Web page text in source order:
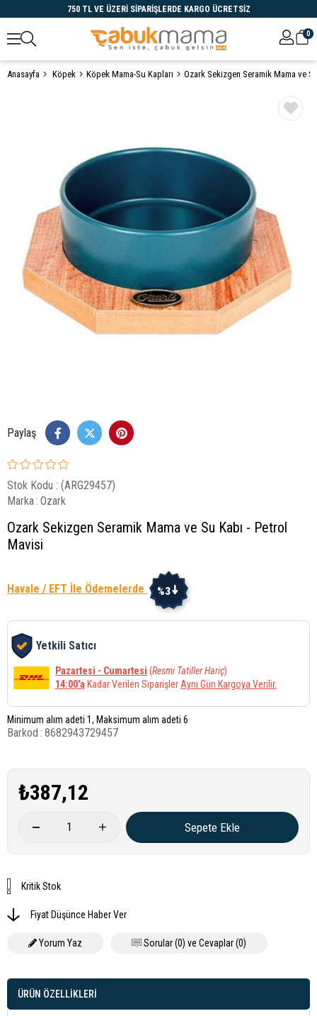
750 TL VE ÜZERİ SİPARİŞLERDE KARGO ÜCRETSİZ
0
Anasayfa Köpek Köpek Mama-Su Kapları Ozark Sekizgen Seramik Mama ve
Paylaş
Stok Kodu
(ARG29457)
Marka: Ozark
Ozark Sekizgen Seramik Mama ve Su Kabı - Petrol
Mavisi
Havale / EFT İle Ödemelerde %3
Yetkili Satıcı
Pazartesi - Cumartesi (Resmi Tatiller Hariç)
14:00'a Kadar Verilen Siparişler Aynı Gün Kargoya Verilir.
Minimum alım adeti 1, Maksimum alım adeti 6
Barkod : 8682943729457
₺387,12
Kritik Stok
Fiyat Düşünce Haber Ver
Yorum Yaz Sorular (0) ve Cevaplar (0)
ÜRÜN ÖZELLIKLERI
Öne Çıkanlar